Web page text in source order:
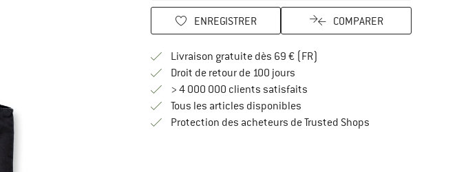
ENREGISTRER COMPARER
Livraison gratuite dès 69 € (FR)
Droit de retour de 100 joursTrouve les informations de
> 4 000 000 clients satisfaits
Tous les articles disponibles
Protection des acheteurs de Trusted ShopsTrouve toutes les